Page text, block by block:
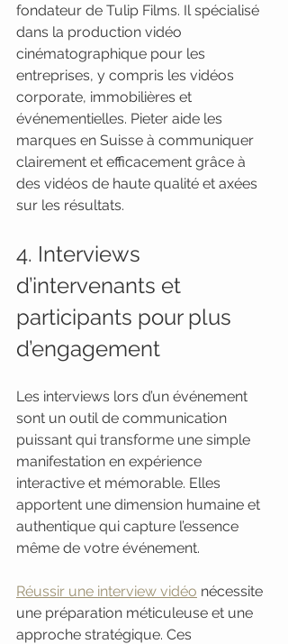
fondateur de Tulip Films. Il spécialisé
dans la production vidéo
cinématographique pour les
entreprises, y compris les vidéos
corporate, immobilières et
événementielles. Pieter aide les
marques en Suisse à communiquer
clairement et efficacement grâce à
des vidéos de haute qualité et axées
sur les résultats.
4. Interviews
d’intervenants et
participants pour plus
d’engagement
Les interviews lors d’un événement
sont un outil de communication
puissant qui transforme une simple
manifestation en expérience
interactive et mémorable. Elles
apportent une dimension humaine et
authentique qui capture l’essence
même de votre événement.
Réussir une interview vidéo nécessite
une préparation méticuleuse et une
approche stratégique. Ces